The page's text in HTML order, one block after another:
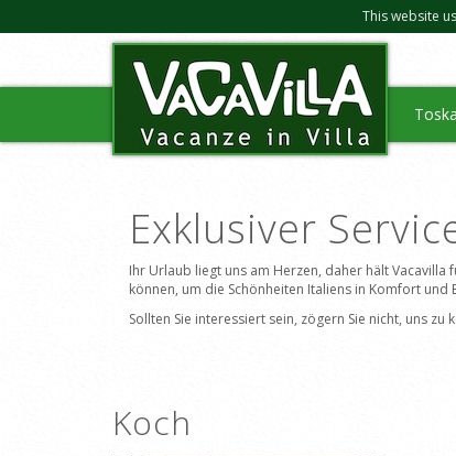
This website
Exklusiver
Ihr Urlaub liegt uns am Herzen, daher hält Vacavilla
können, um die Schönheiten Italiens in Komfort und
Sollten Sie interessiert sein, zögern Sie nicht, uns
Koch